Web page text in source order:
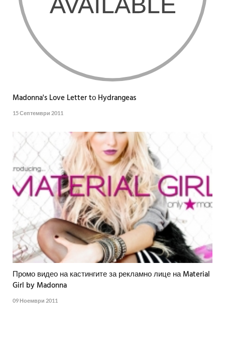
Madonna's Love Letter tо Hydrangeas
15 Септември 2011
Промо видео на кастингите за рекламно лице на Material
Girl by Madonna
09 Ноември 2011